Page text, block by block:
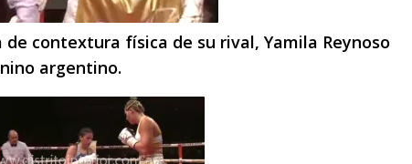
contextura física de su rival, Yamila Reynoso
argentino.